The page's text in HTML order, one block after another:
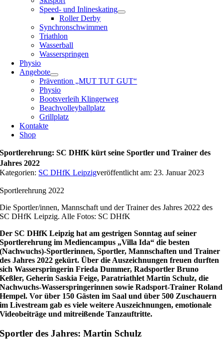
Speed- und Inlineskating
Roller Derby
Synchronschwimmen
Triathlon
Wasserball
Wasserspringen
Physio
Angebote
Prävention „MUT TUT GUT“
Physio
Bootsverleih Klingerweg
Beachvolleyballplatz
Grillplatz
Kontakte
Shop
Sportlerehrung: SC DHfK kürt seine Sportler und Trainer des
Jahres 2022
Kategorien: SC DHfK Leipzigveröffentlicht am: 23. Januar 2023
Sportlerehrung 2022
Die Sportler/innen, Mannschaft und der Trainer des Jahres 2022 des
SC DHfK Leipzig. Alle Fotos: SC DHfK
Der SC DHfK Leipzig hat am gestrigen Sonntag auf seiner
Sportlerehrung im Mediencampus „Villa Ida“ die besten
(Nachwuchs)-Sportlerinnen, Sportler, Mannschaften und Trainer
des Jahres 2022 gekürt. Über die Auszeichnungen freuen durften
sich Wasserspringerin Frieda Dummer, Radsportler Bruno
Keßler, Geherin Saskia Feige, Paratriathlet Martin Schulz, die
Nachwuchs-Wasserspringerinnen sowie Radsport-Trainer Roland
Hempel. Vor über 150 Gästen im Saal und über 500 Zuschauern
im Livestream gab es viele weitere Auszeichnungen, emotionale
Videobeiträge und mitreißende Tanzauftritte.
Sportler des Jahres: Martin Schulz